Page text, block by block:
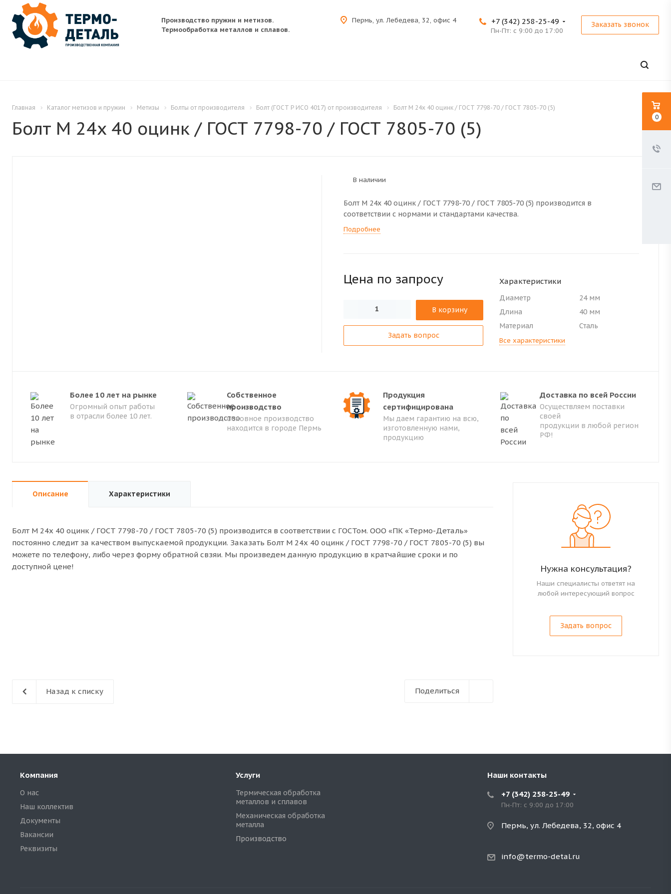
Производство пружин и метизов.
Термообработка металлов и сплавов.
+7 (342) 258-25-49
Пн-Пт: с 9:00 до 17:00
Заказать звонок
Пермь, ул. Лебедева, 32, офис 4
Главная Каталог метизов и пружин Метизы Болты от производителя Болт (ГОСТ Р ИСО 4017) от производителя Болт M 24x 40 оцинк / ГОСТ 7798-70 / ГОСТ 7805-70 (5)
Болт M 24x 40 оцинк / ГОСТ 7798-70 / ГОСТ 7805-70 (5)
В наличии
Болт M 24x 40 оцинк / ГОСТ 7798-70 / ГОСТ 7805-70 (5) производится в
соответствии с нормами и стандартами качества.
Подробнее
Цена по запросу
В корзину
Задать вопрос
Характеристики
Диаметр
24 мм
Длина
40 мм
Материал
Сталь
Все характеристики
Более 10 лет на рынке
Огромный опыт работы
в отрасли более 10 лет.
Собственное
производство
Основное производство
находится в городе Пермь
Продукция
сертифицирована
Мы даем гарантию на всю,
изготовленную нами,
продукцию
Доставка по всей России
Осуществляем поставки
своей
продукции в любой регион
РФ!
Описание Характеристики
Болт M 24x 40 оцинк / ГОСТ 7798-70 / ГОСТ 7805-70 (5) производится в соответствии с ГОСТом. ООО «ПК «Термо-Деталь»
постоянно следит за качеством выпускаемой продукции. Заказать Болт M 24x 40 оцинк / ГОСТ 7798-70 / ГОСТ 7805-70 (5) вы
можете по телефону, либо через форму обратной свзяи. Мы произведем данную продукцию в кратчайшие сроки и по
доступной цене!
Нужна консультация?
Наши специалисты ответят на
любой интересующий вопрос
Задать вопрос
Поделиться
Назад к списку
Компания
О нас
Наш коллектив
Документы
Вакансии
Реквизиты
Услуги
Термическая обработка
металлов и сплавов
Механическая обработка
металла
Производство
Наши контакты
+7 (342) 258-25-49
Пн-Пт: с 9:00 до 17:00
Пермь, ул. Лебедева, 32, офис 4
info@termo-detal.ru
0